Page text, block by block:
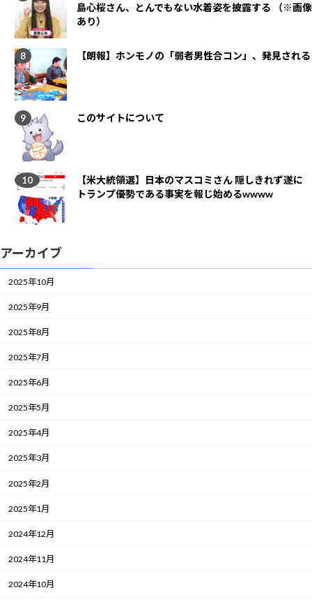
島心桜さん、とんでもない水着姿を披露する （※画像
あり）
【朗報】ホンモノの「弱者男性合コン」、発見される
このサイトについて
【米大統領選】日本のマスコミさん 隠しきれず遂に
トランプ優勢である事実を報じ始めるwwww
アーカイブ
2025年10月
2025年9月
2025年8月
2025年7月
2025年6月
2025年5月
2025年4月
2025年3月
2025年2月
2025年1月
2024年12月
2024年11月
2024年10月